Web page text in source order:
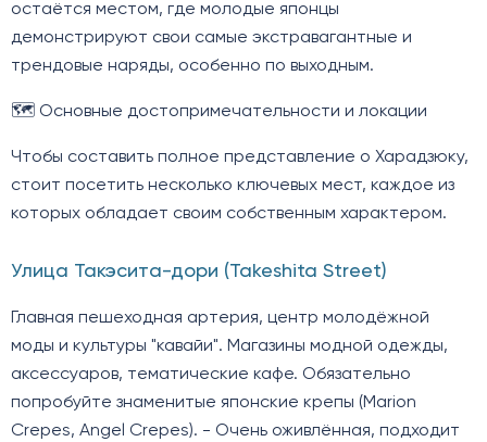
остаётся местом, где молодые японцы
демонстрируют свои самые экстравагантные и
трендовые наряды, особенно по выходным.
🗺️ Основные достопримечательности и локации
Чтобы составить полное представление о Харадзюку,
стоит посетить несколько ключевых мест, каждое из
которых обладает своим собственным характером.
Улица Такэсита-дори (Takeshita Street)
Главная пешеходная артерия, центр молодёжной
моды и культуры "кавайи". Магазины модной одежды,
аксессуаров, тематические кафе. Обязательно
попробуйте знаменитые японские крепы (Marion
Crepes, Angel Crepes). - Очень оживлённая, подходит